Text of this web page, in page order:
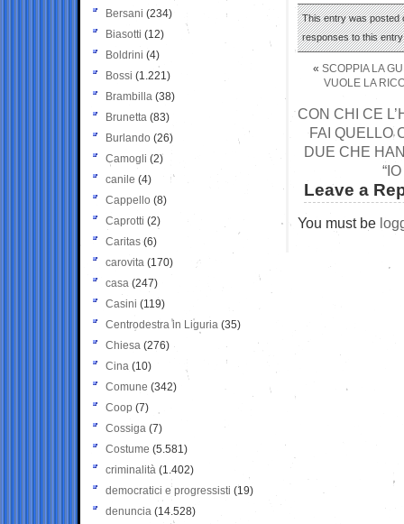
This entry was posted
responses to this
« SCOPPIA LA
VUOLE LA
CON CHI CE
FAI QUELLO
DUE CHE
Leave a
You must be
Bersani (234)
Biasotti (12)
Boldrini (4)
Bossi (1.221)
Brambilla (38)
Brunetta (83)
Burlando (26)
Camogli (2)
canile (4)
Cappello (8)
Caprotti (2)
Caritas (6)
carovita (170)
casa (247)
Casini (119)
Centrodestra in Liguria (35)
Chiesa (276)
Cina (10)
Comune (342)
Coop (7)
Cossiga (7)
Costume (5.581)
criminalità (1.402)
democratici e progressisti (19)
denuncia (14.528)